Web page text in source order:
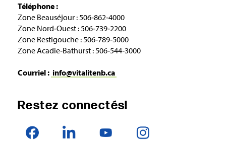
Téléphone :
Zone Beauséjour : 506‑862‑4000
Zone Nord‑Ouest : 506‑739‑2200
Zone Restigouche : 506‑789‑5000
Zone Acadie‑Bathurst : 506‑544‑3000
Courriel : info@vitalitenb.ca
Restez connectés!